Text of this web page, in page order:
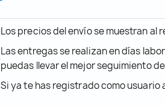
Los precios del envío se muestran al
Las entregas se realizan en días
puedas llevar el mejor seguimiento
Si ya te has registrado como usuario